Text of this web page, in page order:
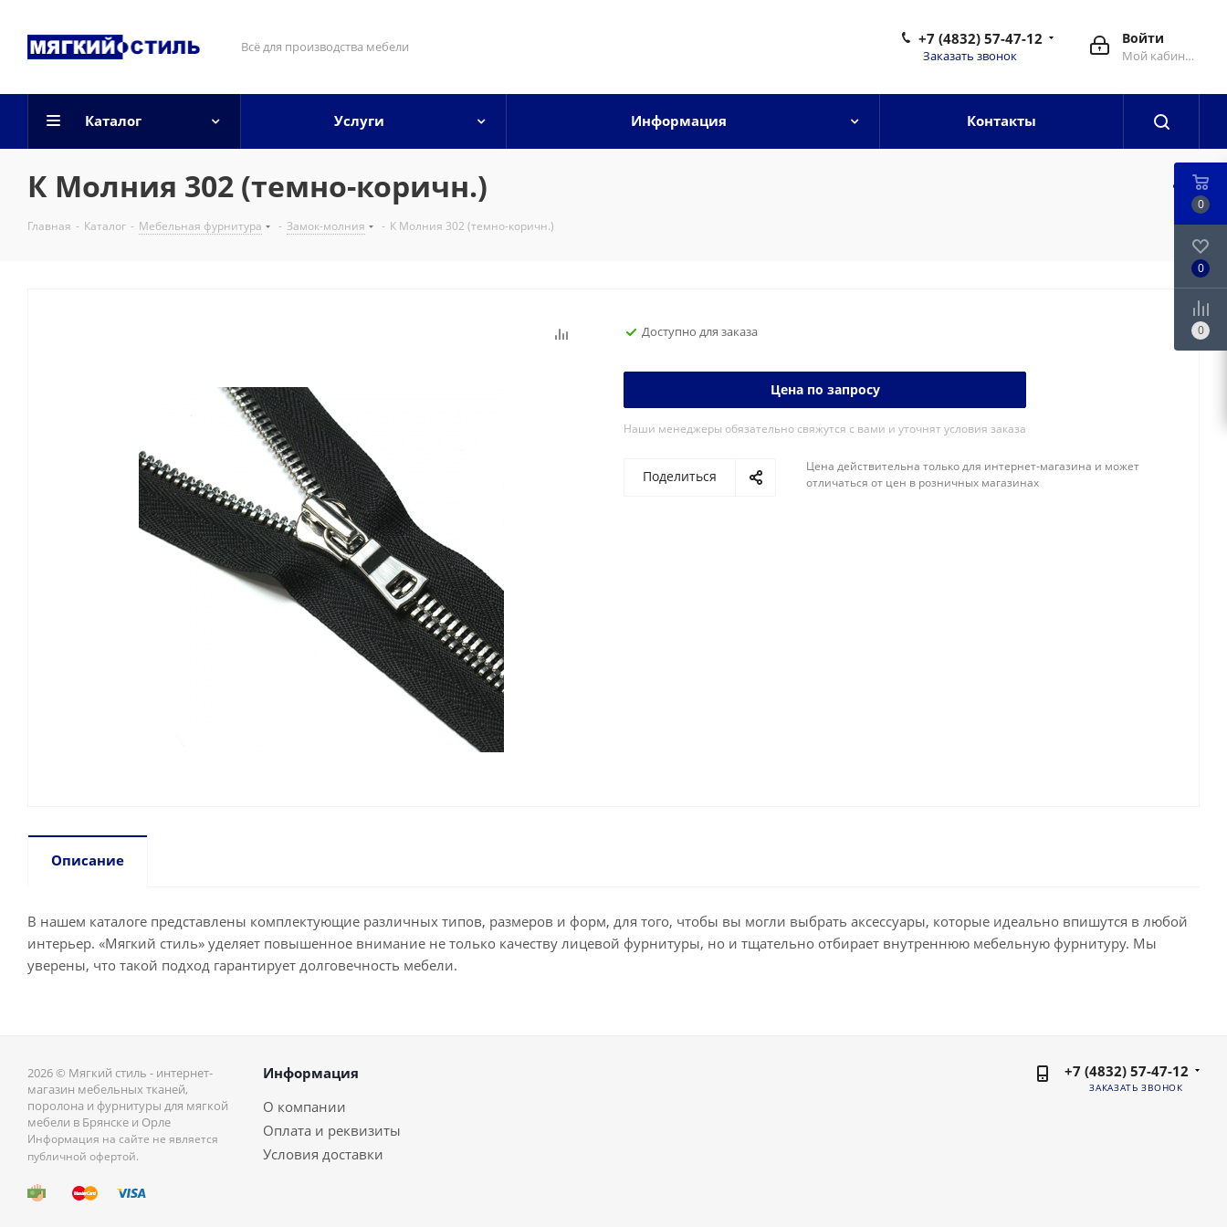
Всё для производства мебели Войти
Мой кабинет
+7 (4832) 57-47-12
Заказать звонок
Каталог Услуги Информация Контакты
К Молния 302 (темно-коричн.)
Главная - Каталог - Мебельная фурнитура - Замок-молния - К Молния 302 (темно-коричн.)
Доступно для заказа
Цена по запросу
Наши менеджеры обязательно свяжутся с вами и уточнят условия заказа
Поделиться
Цена действительна только для интернет-магазина и может
отличаться от цен в розничных магазинах
Описание
В нашем каталоге представлены комплектующие различных типов, размеров и форм, для того, чтобы вы могли выбрать аксессуары, которые идеально впишутся в любой
интерьер. «Мягкий стиль» уделяет повышенное внимание не только качеству лицевой фурнитуры, но и тщательно отбирает внутреннюю мебельную фурнитуру. Мы
уверены, что такой подход гарантирует долговечность мебели.
2026 © Мягкий стиль - интернет-
магазин мебельных тканей,
поролона и фурнитуры для мягкой
мебели в Брянске и Орле
Информация на сайте не является
публичной офертой.
Информация
О компании
Оплата и реквизиты
Условия доставки
+7 (4832) 57-47-12
ЗАКАЗАТЬ ЗВОНОК
0
0
0